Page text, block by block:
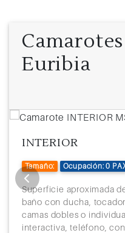
Euribia
INTERIOR
Tamaño: Ocupación: 0
Superficie aproximada
baño con ducha,
camas dobles o
interactiva, teléfono,